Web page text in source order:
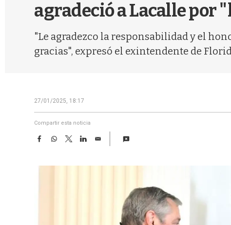
agradeció a Lacalle por
"Le agradezco la responsabilidad y el
gracias", expresó el exintendente de
27/01/2025, 18:17
Compartir esta noticia
F
e
W
t
T
w
t
L
k
E
i